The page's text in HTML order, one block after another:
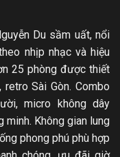
Du sầm uất, nổi
nhịp nhạc và hiệu
25 phòng được thiết
Sài Gòn. Combo
micro không dây
minh. Không gian lung
phong phú phù hợp